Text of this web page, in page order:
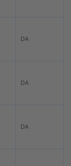
DA
DA
DA